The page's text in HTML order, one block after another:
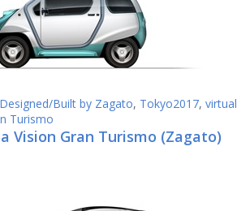
Designed/Built by Zagato, Tokyo2017, virtual
Turismo
Vision Gran Turismo (Zagato)